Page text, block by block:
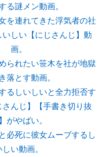
る謎メン動画。
を連れてきた浮気者の社
しい【にじさんじ】動
画。
られたい笹木を社が地獄
落とす動画。
るしいしいと全力拒否す
さんじ】【手書き切り抜
がやばい。
必死に彼女ムーブするし
しい動画。